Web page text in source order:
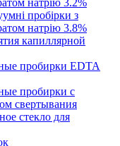
пробірки з
натрію 3.8%
капиллярной
пробирки EDTA
пробирки с
свертывания
стекло для